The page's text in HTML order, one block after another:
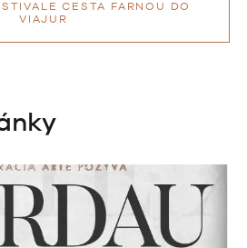
CESTA FARNOU DO
VIAJUR